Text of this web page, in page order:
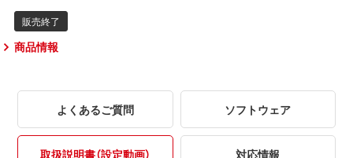
商品情報
よくあるご質問 ソフトウェア
取扱説明書（設定動画） 対応情報